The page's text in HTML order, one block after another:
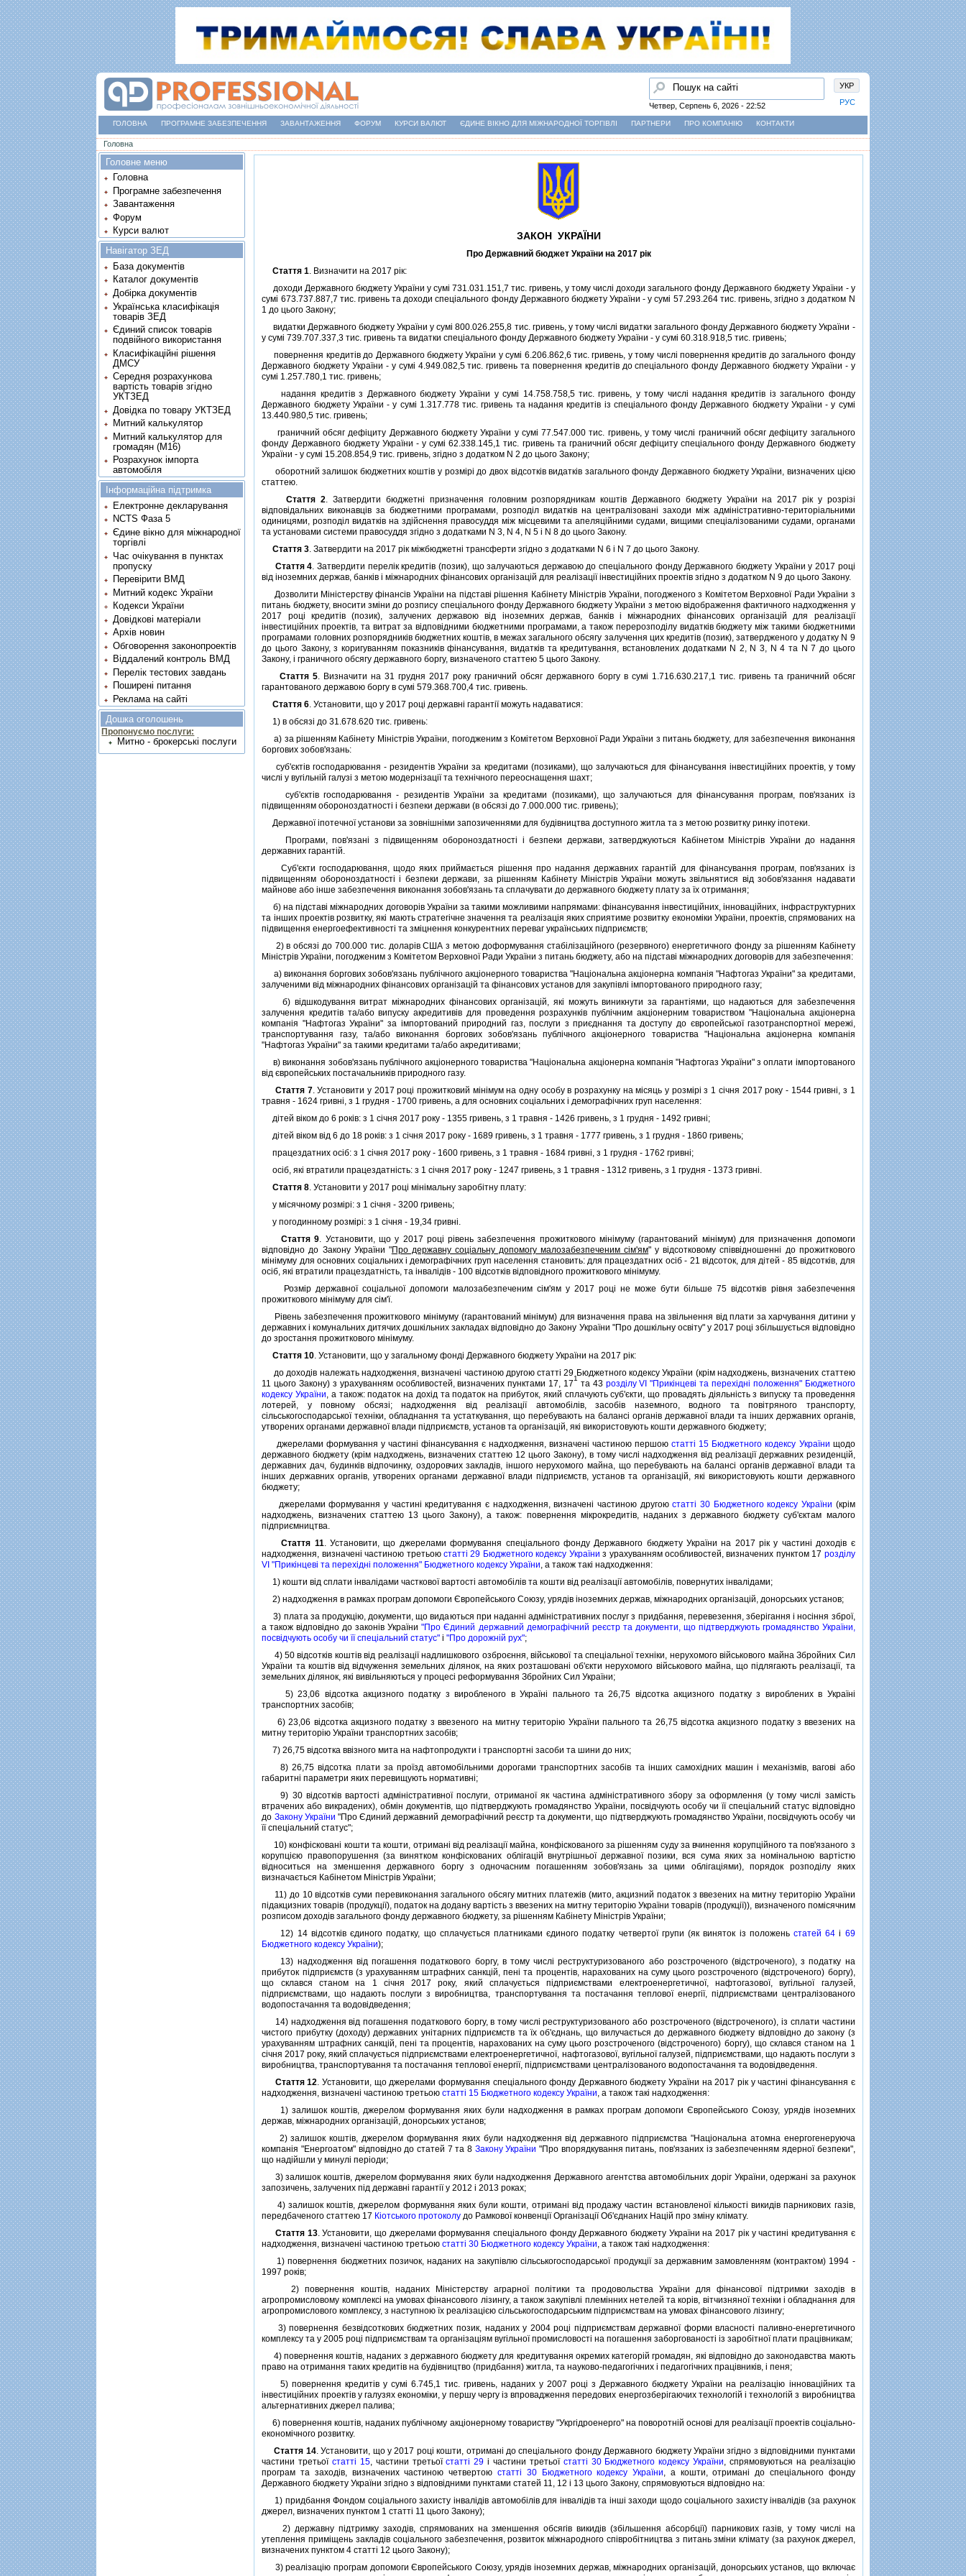
УКР
РУС
Пошук
Четвер, Серпень 6, 2026 - 22:52
ГОЛОВНА ПРОГРАМНЕ ЗАБЕЗПЕЧЕННЯ ЗАВАНТАЖЕННЯ ФОРУМ КУРСИ ВАЛЮТ ЄДИНЕ ВІКНО ДЛЯ МІЖНАРОДНОЇ ТОРГІВЛІ ПАРТНЕРИ ПРО КОМПАНІЮ КОНТАКТИ
Ви є тут
Головна
ЗАКОН УКРАЇНИ
Про Державний бюджет України на 2017 рiк
Стаття 1 . Визначити на 2017 рiк:
доходи Державного бюджету України у сумi 731.031.151,7 тис. гривень, у тому числi доходи загального фонду Державного бюджету України - у
сумi 673.737.887,7 тис. гривень та доходи спецiального фонду Державного бюджету України - у сумi 57.293.264 тис. гривень, згiдно з додатком N
1 до цього Закону;
видатки Державного бюджету України у сумi 800.026.255,8 тис. гривень, у тому числi видатки загального фонду Державного бюджету України -
у сумi 739.707.337,3 тис. гривень та видатки спецiального фонду Державного бюджету України - у сумi 60.318.918,5 тис. гривень;
повернення кредитiв до Державного бюджету України у сумi 6.206.862,6 тис. гривень, у тому числi повернення кредитiв до загального фонду
Державного бюджету України - у сумi 4.949.082,5 тис. гривень та повернення кредитiв до спецiального фонду Державного бюджету України - у
сумi 1.257.780,1 тис. гривень;
надання кредитiв з Державного бюджету України у сумi 14.758.758,5 тис. гривень, у тому числi надання кредитiв iз загального фонду
Державного бюджету України - у сумi 1.317.778 тис. гривень та надання кредитiв iз спецiального фонду Державного бюджету України - у сумi
13.440.980,5 тис. гривень;
граничний обсяг дефiциту Державного бюджету України у сумi 77.547.000 тис. гривень, у тому числi граничний обсяг дефiциту загального
фонду Державного бюджету України - у сумi 62.338.145,1 тис. гривень та граничний обсяг дефiциту спецiального фонду Державного бюджету
України - у сумi 15.208.854,9 тис. гривень, згiдно з додатком N 2 до цього Закону;
оборотний залишок бюджетних коштiв у розмiрi до двох вiдсоткiв видаткiв загального фонду Державного бюджету України, визначених цiєю
статтею.
Стаття 2 . Затвердити бюджетнi призначення головним розпорядникам коштiв Державного бюджету України на 2017 рiк у розрiзi
вiдповiдальних виконавцiв за бюджетними програмами, розподiл видаткiв на централiзованi заходи мiж адмiнiстративно-територiальними
одиницями, розподiл видаткiв на здiйснення правосуддя мiж мiсцевими та апеляцiйними судами, вищими спецiалiзованими судами, органами
та установами системи правосуддя згiдно з додатками N 3, N 4, N 5 i N 8 до цього Закону.
Стаття 3 . Затвердити на 2017 рiк мiжбюджетнi трансферти згiдно з додатками N 6 i N 7 до цього Закону.
Стаття 4 . Затвердити перелiк кредитiв (позик), що залучаються державою до спецiального фонду Державного бюджету України у 2017 роцi
вiд iноземних держав, банкiв i мiжнародних фiнансових органiзацiй для реалiзацiї iнвестицiйних проектiв згiдно з додатком N 9 до цього Закону.
Дозволити Мiнiстерству фiнансiв України на пiдставi рiшення Кабiнету Мiнiстрiв України, погодженого з Комiтетом Верховної Ради України з
питань бюджету, вносити змiни до розпису спецiального фонду Державного бюджету України з метою вiдображення фактичного надходження у
2017 роцi кредитiв (позик), залучених державою вiд iноземних держав, банкiв i мiжнародних фiнансових органiзацiй для реалiзацiї
iнвестицiйних проектiв, та витрат за вiдповiдними бюджетними програмами, а також перерозподiлу видаткiв бюджету мiж такими бюджетними
програмами головних розпорядникiв бюджетних коштiв, в межах загального обсягу залучення цих кредитiв (позик), затвердженого у додатку N 9
до цього Закону, з коригуванням показникiв фiнансування, видаткiв та кредитування, встановлених додатками N 2, N 3, N 4 та N 7 до цього
Закону, i граничного обсягу державного боргу, визначеного статтею 5 цього Закону.
Стаття 5 . Визначити на 31 грудня 2017 року граничний обсяг державного боргу в сумi 1.716.630.217,1 тис. гривень та граничний обсяг
гарантованого державою боргу в сумi 579.368.700,4 тис. гривень.
Стаття 6 . Установити, що у 2017 роцi державнi гарантiї можуть надаватися:
1) в обсязi до 31.678.620 тис. гривень:
а) за рiшенням Кабiнету Мiнiстрiв України, погодженим з Комiтетом Верховної Ради України з питань бюджету, для забезпечення виконання
боргових зобов'язань:
суб'єктiв господарювання - резидентiв України за кредитами (позиками), що залучаються для фiнансування iнвестицiйних проектiв, у тому
числi у вугiльнiй галузi з метою модернiзацiї та технiчного переоснащення шахт;
суб'єктiв господарювання - резидентiв України за кредитами (позиками), що залучаються для фiнансування програм, пов'язаних iз
пiдвищенням обороноздатностi i безпеки держави (в обсязi до 7.000.000 тис. гривень);
Державної iпотечної установи за зовнiшнiми запозиченнями для будiвництва доступного житла та з метою розвитку ринку iпотеки.
Програми, пов'язанi з пiдвищенням обороноздатностi i безпеки держави, затверджуються Кабiнетом Мiнiстрiв України до надання
державних гарантiй.
Суб'єкти господарювання, щодо яких приймається рiшення про надання державних гарантiй для фiнансування програм, пов'язаних iз
пiдвищенням обороноздатностi i безпеки держави, за рiшенням Кабiнету Мiнiстрiв України можуть звiльнятися вiд зобов'язання надавати
майнове або iнше забезпечення виконання зобов'язань та сплачувати до державного бюджету плату за їх отримання;
б) на пiдставi мiжнародних договорiв України за такими можливими напрямами: фiнансування iнвестицiйних, iнновацiйних, iнфраструктурних
та iнших проектiв розвитку, якi мають стратегiчне значення та реалiзацiя яких сприятиме розвитку економiки України, проектiв, спрямованих на
пiдвищення енергоефективностi та змiцнення конкурентних переваг українських пiдприємств;
2) в обсязi до 700.000 тис. доларiв США з метою доформування стабiлiзацiйного (резервного) енергетичного фонду за рiшенням Кабiнету
Мiнiстрiв України, погодженим з Комiтетом Верховної Ради України з питань бюджету, або на пiдставi мiжнародних договорiв для забезпечення:
а) виконання боргових зобов'язань публiчного акцiонерного товариства "Нацiональна акцiонерна компанiя "Нафтогаз України" за кредитами,
залученими вiд мiжнародних фiнансових органiзацiй та фiнансових установ для закупiвлi iмпортованого природного газу;
б) вiдшкодування витрат мiжнародних фiнансових органiзацiй, якi можуть виникнути за гарантiями, що надаються для забезпечення
залучення кредитiв та/або випуску акредитивiв для проведення розрахункiв публiчним акцiонерним товариством "Нацiональна акцiонерна
компанiя "Нафтогаз України" за iмпортований природний газ, послуги з приєднання та доступу до європейської газотранспортної мережi,
транспортування газу, та/або виконання боргових зобов'язань публiчного акцiонерного товариства "Нацiональна акцiонерна компанiя
"Нафтогаз України" за такими кредитами та/або акредитивами;
в) виконання зобов'язань публiчного акцiонерного товариства "Нацiональна акцiонерна компанiя "Нафтогаз України" з оплати iмпортованого
вiд європейських постачальникiв природного газу.
Стаття 7. Установити у 2017 роцi прожитковий мiнiмум на одну особу в розрахунку на мiсяць у розмiрi з 1 сiчня 2017 року - 1544 гривнi, з 1
травня - 1624 гривнi, з 1 грудня - 1700 гривень, а для основних соцiальних i демографiчних груп населення:
дiтей вiком до 6 рокiв: з 1 сiчня 2017 року - 1355 гривень, з 1 травня - 1426 гривень, з 1 грудня - 1492 гривнi;
дiтей вiком вiд 6 до 18 рокiв: з 1 сiчня 2017 року - 1689 гривень, з 1 травня - 1777 гривень, з 1 грудня - 1860 гривень;
працездатних осiб: з 1 сiчня 2017 року - 1600 гривень, з 1 травня - 1684 гривнi, з 1 грудня - 1762 гривнi;
осiб, якi втратили працездатнiсть: з 1 сiчня 2017 року - 1247 гривень, з 1 травня - 1312 гривень, з 1 грудня - 1373 гривнi.
Стаття 8 . Установити у 2017 роцi мiнiмальну заробiтну плату:
у мiсячному розмiрi: з 1 сiчня - 3200 гривень;
у погодинному розмiрi: з 1 сiчня - 19,34 гривнi.
Стаття 9 . Установити, що у 2017 роцi рiвень забезпечення прожиткового мiнiмуму (гарантований мiнiмум) для призначення допомоги
вiдповiдно до Закону України "Про державну соцiальну допомогу малозабезпеченим сiм'ям" у вiдсотковому спiввiдношеннi до прожиткового
мiнiмуму для основних соцiальних i демографiчних груп населення становить: для працездатних осiб - 21 вiдсоток, для дiтей - 85 вiдсоткiв, для
осiб, якi втратили працездатнiсть, та iнвалiдiв - 100 вiдсоткiв вiдповiдного прожиткового мiнiмуму.
Розмiр державної соцiальної допомоги малозабезпеченим сiм'ям у 2017 роцi не може бути бiльше 75 вiдсоткiв рiвня забезпечення
прожиткового мiнiмуму для сiм'ї.
Рiвень забезпечення прожиткового мiнiмуму (гарантований мiнiмум) для визначення права на звiльнення вiд плати за харчування дитини у
державних i комунальних дитячих дошкiльних закладах вiдповiдно до Закону України "Про дошкiльну освiту" у 2017 роцi збiльшується вiдповiдно
до зростання прожиткового мiнiмуму.
Стаття 10 . Установити, що у загальному фондi Державного бюджету України на 2017 рiк:
до доходiв належать надходження, визначенi частиною другою статтi 29 Бюджетного кодексу України (крiм надходжень, визначених статтею
11 цього Закону) з урахуванням особливостей, визначених пунктами 17, 17
1
та 43 роздiлу VI "Прикiнцевi та перехiднi положення" Бюджетного
кодексу України , а також: податок на дохiд та податок на прибуток, який сплачують суб'єкти, що провадять дiяльнiсть з випуску та проведення
лотерей, у повному обсязi; надходження вiд реалiзацiї автомобiлiв, засобiв наземного, водного та повiтряного транспорту,
сiльськогосподарської технiки, обладнання та устаткування, що перебувають на балансi органiв державної влади та iнших державних органiв,
утворених органами державної влади пiдприємств, установ та органiзацiй, якi використовують кошти державного бюджету;
джерелами формування у частинi фiнансування є надходження, визначенi частиною першоюстаттi 15 Бюджетного кодексу України щодо
державного бюджету (крiм надходжень, визначених статтею 12 цього Закону), в тому числi надходження вiд реалiзацiї державних резиденцiй,
державних дач, будинкiв вiдпочинку, оздоровчих закладiв, iншого нерухомого майна, що перебувають на балансi органiв державної влади та
iнших державних органiв, утворених органами державної влади пiдприємств, установ та органiзацiй, якi використовують кошти державного
бюджету;
джерелами формування у частинi кредитування є надходження, визначенi частиною другоюстаттi 30 Бюджетного кодексу України (крiм
надходжень, визначених статтею 13 цього Закону), а також: повернення мiкрокредитiв, наданих з державного бюджету суб'єктам малого
пiдприємництва.
Стаття 11 . Установити, що джерелами формування спецiального фонду Державного бюджету України на 2017 рiк у частинi доходiв є
надходження, визначенi частиною третьоюстаттi 29 Бюджетного кодексу України з урахуванням особливостей, визначених пунктом 17 роздiлу
VI "Прикiнцевi та перехiднi положення" Бюджетного кодексу України , а також такi надходження:
1) кошти вiд сплати iнвалiдами часткової вартостi автомобiлiв та кошти вiд реалiзацiї автомобiлiв, повернутих iнвалiдами;
2) надходження в рамках програм допомоги Європейського Союзу, урядiв iноземних держав, мiжнародних органiзацiй, донорських установ;
3) плата за продукцiю, документи, що видаються при наданнi адмiнiстративних послуг з придбання, перевезення, зберiгання i носiння зброї,
а також вiдповiдно до законiв України"Про Єдиний державний демографiчний реєстр та документи, що пiдтверджують громадянство України,
посвiдчують особу чи її спецiальний статус" i"Про дорожнiй рух";
4) 50 вiдсоткiв коштiв вiд реалiзацiї надлишкового озброєння, вiйськової та спецiальної технiки, нерухомого вiйськового майна Збройних Сил
України та коштiв вiд вiдчуження земельних дiлянок, на яких розташованi об'єкти нерухомого вiйськового майна, що пiдлягають реалiзацiї, та
земельних дiлянок, якi вивiльняються у процесi реформування Збройних Сил України;
5) 23,06 вiдсотка акцизного податку з виробленого в Українi пального та 26,75 вiдсотка акцизного податку з вироблених в Українi
транспортних засобiв;
6) 23,06 вiдсотка акцизного податку з ввезеного на митну територiю України пального та 26,75 вiдсотка акцизного податку з ввезених на
митну територiю України транспортних засобiв;
7) 26,75 вiдсотка ввiзного мита на нафтопродукти i транспортнi засоби та шини до них;
8) 26,75 вiдсотка плати за проїзд автомобiльними дорогами транспортних засобiв та iнших самохiдних машин i механiзмiв, ваговi або
габаритнi параметри яких перевищують нормативнi;
9) 30 вiдсоткiв вартостi адмiнiстративної послуги, отриманої як частина адмiнiстративного збору за оформлення (у тому числi замiсть
втрачених або викрадених), обмiн документiв, що пiдтверджують громадянство України, посвiдчують особу чи її спецiальний статус вiдповiдно
до Закону України "Про Єдиний державний демографiчний реєстр та документи, що пiдтверджують громадянство України, посвiдчують особу чи
її спецiальний статус";
10) конфiскованi кошти та кошти, отриманi вiд реалiзацiї майна, конфiскованого за рiшенням суду за вчинення корупцiйного та пов'язаного з
корупцiєю правопорушення (за винятком конфiскованих облiгацiй внутрiшньої державної позики, вся сума яких за номiнальною вартiстю
вiдноситься на зменшення державного боргу з одночасним погашенням зобов'язань за цими облiгацiями), порядок розподiлу яких
визначається Кабiнетом Мiнiстрiв України;
11) до 10 вiдсоткiв суми перевиконання загального обсягу митних платежiв (мито, акцизний податок з ввезених на митну територiю України
пiдакцизних товарiв (продукцiї), податок на додану вартiсть з ввезених на митну територiю України товарiв (продукцiї)), визначеного помiсячним
розписом доходiв загального фонду державного бюджету, за рiшенням Кабiнету Мiнiстрiв України;
12) 14 вiдсоткiв єдиного податку, що сплачується платниками єдиного податку четвертої групи (як виняток iз положень статей 64 i 69
Бюджетного кодексу України);
13) надходження вiд погашення податкового боргу, в тому числi реструктуризованого або розстроченого (вiдстроченого), з податку на
прибуток пiдприємств (з урахуванням штрафних санкцiй, пенi та процентiв, нарахованих на суму цього розстроченого (вiдстроченого) боргу),
що склався станом на 1 сiчня 2017 року, який сплачується пiдприємствами електроенергетичної, нафтогазової, вугiльної галузей,
пiдприємствами, що надають послуги з виробництва, транспортування та постачання теплової енергiї, пiдприємствами централiзованого
водопостачання та водовiдведення;
14) надходження вiд погашення податкового боргу, в тому числi реструктуризованого або розстроченого (вiдстроченого), iз сплати частини
чистого прибутку (доходу) державних унiтарних пiдприємств та їх об'єднань, що вилучається до державного бюджету вiдповiдно до закону (з
урахуванням штрафних санкцiй, пенi та процентiв, нарахованих на суму цього розстроченого (вiдстроченого) боргу), що склався станом на 1
сiчня 2017 року, який сплачується пiдприємствами електроенергетичної, нафтогазової, вугiльної галузей, пiдприємствами, що надають послуги з
виробництва, транспортування та постачання теплової енергiї, пiдприємствами централiзованого водопостачання та водовiдведення.
Стаття 12 . Установити, що джерелами формування спецiального фонду Державного бюджету України на 2017 рiк у частинi фiнансування є
надходження, визначенi частиною третьоюстаттi 15 Бюджетного кодексу України , а також такi надходження:
1) залишок коштiв, джерелом формування яких були надходження в рамках програм допомоги Європейського Союзу, урядiв iноземних
держав, мiжнародних органiзацiй, донорських установ;
2) залишок коштiв, джерелом формування яких були надходження вiд державного пiдприємства "Нацiональна атомна енергогенеруюча
компанiя "Енергоатом" вiдповiдно до статей 7 та 8 Закону України "Про впорядкування питань, пов'язаних iз забезпеченням ядерної безпеки",
що надiйшли у минулi перiоди;
3) залишок коштiв, джерелом формування яких були надходження Державного агентства автомобiльних дорiг України, одержанi за рахунок
запозичень, залучених пiд державнi гарантiї у 2012 i 2013 роках;
4) залишок коштiв, джерелом формування яких були кошти, отриманi вiд продажу частин встановленої кiлькостi викидiв парникових газiв,
передбаченого статтею 17 Кiотського протоколу до Рамкової конвенцiї Органiзацiї Об'єднаних Нацiй про змiну клiмату.
Стаття 13. Установити, що джерелами формування спецiального фонду Державного бюджету України на 2017 рiк у частинi кредитування є
надходження, визначенi частиною третьоюстаттi 30 Бюджетного кодексу України , а також такi надходження:
1) повернення бюджетних позичок, наданих на закупiвлю сiльськогосподарської продукцiї за державним замовленням (контрактом) 1994 -
1997 рокiв;
2) повернення коштiв, наданих Мiнiстерству аграрної полiтики та продовольства України для фiнансової пiдтримки заходiв в
агропромисловому комплексi на умовах фiнансового лiзингу, а також закупiвлi племiнних нетелей та корiв, вiтчизняної технiки i обладнання для
агропромислового комплексу, з наступною їх реалiзацiєю сiльськогосподарським пiдприємствам на умовах фiнансового лiзингу;
3) повернення безвiдсоткових бюджетних позик, наданих у 2004 роцi пiдприємствам державної форми власностi паливно-енергетичного
комплексу та у 2005 роцi пiдприємствам та органiзацiям вугiльної промисловостi на погашення заборгованостi iз заробiтної плати працiвникам;
4) повернення коштiв, наданих з державного бюджету для кредитування окремих категорiй громадян, якi вiдповiдно до законодавства мають
право на отримання таких кредитiв на будiвництво (придбання) житла, та науково-педагогiчних i педагогiчних працiвникiв, i пеня;
5) повернення кредитiв у сумi 6.745,1 тис. гривень, наданих у 2007 роцi з Державного бюджету України на реалiзацiю iнновацiйних та
iнвестицiйних проектiв у галузях економiки, у першу чергу iз впровадження передових енергозберiгаючих технологiй i технологiй з виробництва
альтернативних джерел палива;
6) повернення коштiв, наданих публiчному акцiонерному товариству "Укргiдроенерго" на поворотнiй основi для реалiзацiї проектiв соцiально-
економiчного розвитку.
Стаття 14. Установити, що у 2017 роцi кошти, отриманi до спецiального фонду Державного бюджету України згiдно з вiдповiдними пунктами
частини третьоїстаттi 15, частини третьоїстаттi 29 i частини третьої статтi 30 Бюджетного кодексу України , спрямовуються на реалiзацiю
програм та заходiв, визначених частиною четвертою статтi 30 Бюджетного кодексу України , а кошти, отриманi до спецiального фонду
Державного бюджету України згiдно з вiдповiдними пунктами статей 11, 12 i 13 цього Закону, спрямовуються вiдповiдно на:
1) придбання Фондом соцiального захисту iнвалiдiв автомобiлiв для iнвалiдiв та iншi заходи щодо соцiального захисту iнвалiдiв (за рахунок
джерел, визначених пунктом 1 статтi 11 цього Закону);
2) державну пiдтримку заходiв, спрямованих на зменшення обсягiв викидiв (збiльшення абсорбцiї) парникових газiв, у тому числi на
утеплення примiщень закладiв соцiального забезпечення, розвиток мiжнародного спiвробiтництва з питань змiни клiмату (за рахунок джерел,
визначених пунктом 4 статтi 12 цього Закону);
3) реалiзацiю програм допомоги Європейського Союзу, урядiв iноземних держав, мiжнародних органiзацiй, донорських установ, що включає
Головне меню
Головна
Програмне забезпечення
Завантаження
Форум
Курси валют
Навігатор ЗЕД
База документів
Каталог документів
Добірка документів
Українська класифікація
товарів ЗЕД
Єдиний список товарів
подвійного використання
Класифікаційні рішення
ДМСУ
Середня розрахункова
вартість товарів згідно
УКТЗЕД
Довідка по товару УКТЗЕД
Митний калькулятор
Митний калькулятор для
громадян (М16)
Розрахунок імпорта
автомобіля
Інформаційна підтримка
Електронне декларування
NCTS Фаза 5
Єдине вікно для міжнародної
торгівлі
Час очікування в пунктах
пропуску
Перевірити ВМД
Митний кодекс України
Кодекси України
Довідкові матеріали
Архів новин
Обговорення законопроектів
Віддалений контроль ВМД
Перелік тестових завдань
Поширені питання
Реклама на сайті
Дошка оголошень
Пропонуємо послуги:
Митно - брокерські послуги